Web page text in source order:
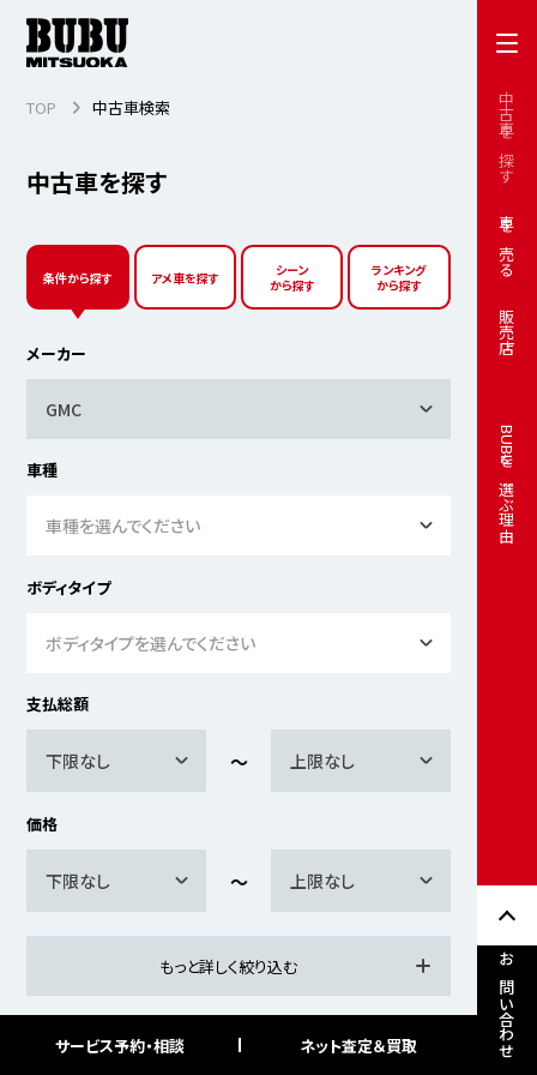
中古車を探す
車を売る
販売店
BUBUを選ぶ理由
お問い合わせ
中古車を探す
TOP 中古車検索
条件から探す アメ車を探す
シーン
から探す
ランキング
から探す
メーカー
GMC
車種
車種を選んでください
ボディタイプ
ボディタイプを選んでください
支払総額
下限なし 上限なし
価格
下限なし 上限なし
もっと詳しく絞り込む
検索
サービス予約・相談 ネット査定＆買取